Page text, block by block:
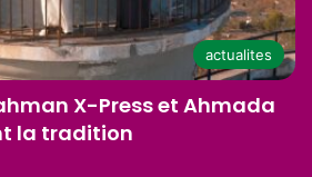
actualites
X-Press et Ahmada
la tradition